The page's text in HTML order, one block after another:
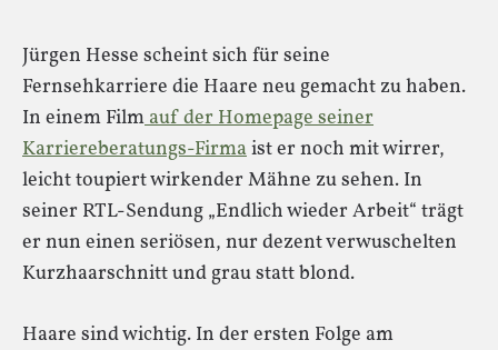
Jürgen Hesse scheint sich für seine
Fernsehkarriere die Haare neu gemacht zu haben.
In einem Filmauf der Homepage seiner
Karriereberatungs-Firmaist er noch mit wirrer,
leicht toupiert wirkender Mähne zu sehen. In
seiner RTL-Sendung „Endlich wieder Arbeit“ trägt
er nun einen seriösen, nur dezent verwuschelten
Kurzhaarschnitt und grau statt blond.
Haare sind wichtig. In der ersten Folge am